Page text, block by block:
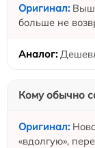
больше не
Кому обычно
«вдолгую»,